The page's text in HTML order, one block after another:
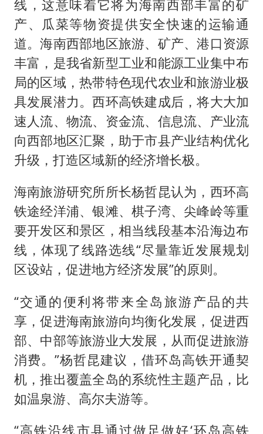
线，这意味着它将为海南西部丰富的矿
产、瓜菜等物资提供安全快速的运输通
道。海南西部地区旅游、矿产、港口资源
丰富，是我省新型工业和能源工业集中布
局的区域，热带特色现代农业和旅游业极
具发展潜力。西环高铁建成后，将大大加
速人流、物流、资金流、信息流、产业流
向西部地区汇聚，助于市县产业结构优化
升级，打造区域新的经济增长极。
海南旅游研究所所长杨哲昆认为，西环高
铁途经洋浦、银滩、棋子湾、尖峰岭等重
要开发区和景区，相当线段基本沿海边布
线，体现了线路选线“尽量靠近发展规划
区设站，促进地方经济发展”的原则。
“交通的便利将带来全岛旅游产品的共
享，促进海南旅游向均衡化发展，促进西
部、中部等旅游业大发展，从而促进旅游
消费。”杨哲昆建议，借环岛高铁开通契
机，推出覆盖全岛的系统性主题产品，比
如温泉游、高尔夫游等。
“高铁沿线市县通过做足做好‘环岛高铁